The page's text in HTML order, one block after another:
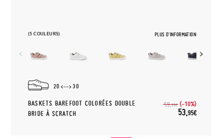
(5 COULEURS) PLUS D'INFORMATION
20 30
BASKETS BAREFOOT COLORÉES DOUBLE
BRIDE À SCRATCH
59,95€ (-10%)
53,95€